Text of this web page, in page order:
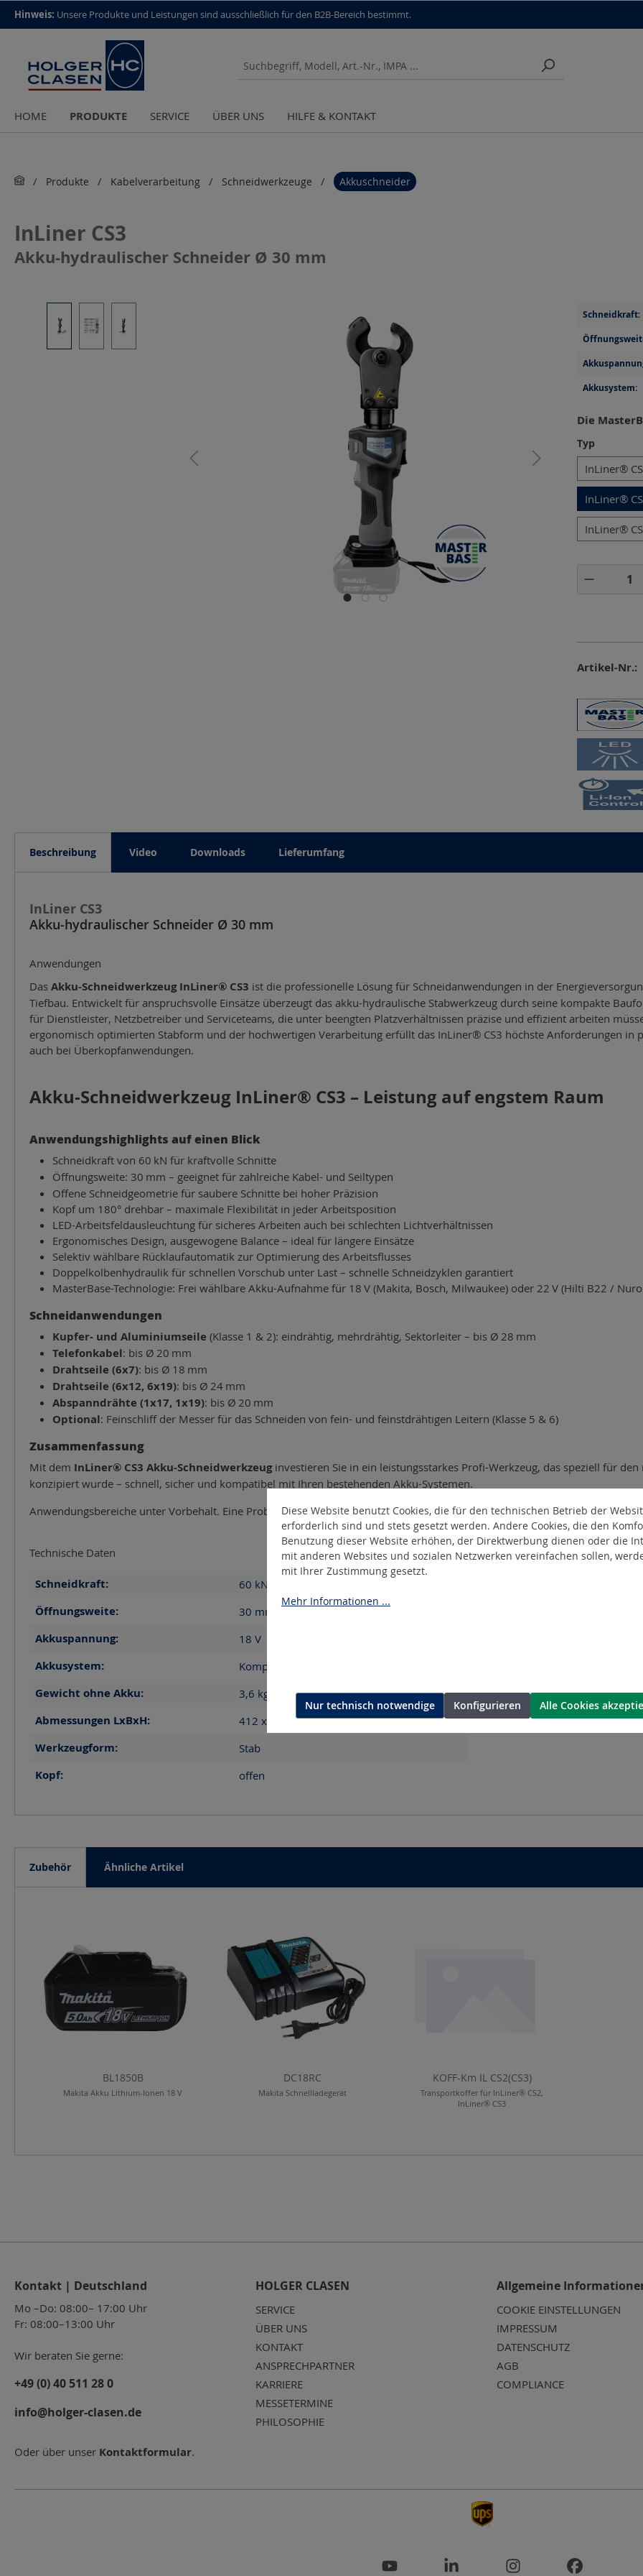
top scroll helper
Hinweis: Unsere Produkte und Leistungen sind aus­schließlich für den B2B-Bereich bestimmt.
HOME PRODUKTE SERVICE ÜBER UNS HILFE & KONTAKT
Produkte Kabelverarbeitung Schneidwerkzeuge Akkuschneider
InLiner CS3
Akku-hydraulischer Schneider Ø 30 mm
Schneidkraft:
Akkusystem:
Die
Typ
InLiner®
InLiner®
InLiner®
Artikel-Nr.:
Beschreibung Video Downloads Lieferumfang
InLiner CS3
Akku-hydraulischer Schneider Ø 30 mm
Anwendungen
Das Akku-Schneidwerkzeug InLiner® CS3 ist die professionelle Lösung für Schneidanwendungen in der
Tiefbau. Entwickelt für anspruchsvolle Einsätze überzeugt das akku-hydraulische Stabwerkzeug durch seine kompakte
für Dienstleister, Netzbetreiber und Serviceteams, die unter beengten Platzverhältnissen präzise und effizient arbeiten
ergonomisch optimierten Stabform und der hochwertigen Verarbeitung erfüllt das InLiner® CS3 höchste Anforderungen in
auch bei Überkopfanwendungen.
Akku-Schneidwerkzeug InLiner® CS3 – Leistung auf engstem Raum
Anwendungshighlights auf einen Blick
Schneidkraft von 60 kN für kraftvolle Schnitte
Öffnungsweite: 30 mm – geeignet für zahlreiche Kabel- und Seiltypen
Offene Schneidgeometrie für saubere Schnitte bei hoher Präzision
Kopf um 180° drehbar – maximale Flexibilität in jeder Arbeitsposition
LED-Arbeitsfeldausleuchtung für sicheres Arbeiten auch bei schlechten Lichtverhältnissen
Ergonomisches Design, ausgewogene Balance – ideal für längere Einsätze
Selektiv wählbare Rücklaufautomatik zur Optimierung des Arbeitsflusses
Doppelkolbenhydraulik für schnellen Vorschub unter Last – schnelle Schneidzyklen garantiert
MasterBase-Technologie: Frei wählbare Akku-Aufnahme für 18 V (Makita, Bosch, Milwaukee) oder 22 V (Hilti B22 /
Schneidanwendungen
Kupfer- und Aluminiumseile (Klasse 1 & 2): eindrähtig, mehrdrähtig, Sektorleiter – bis Ø 28 mm
Telefonkabel: bis Ø 20 mm
Drahtseile (6x7): bis Ø 18 mm
Drahtseile (6x12, 6x19): bis Ø 24 mm
Abspanndrähte (1x17, 1x19): bis Ø 20 mm
Optional: Feinschliff der Messer für das Schneiden von fein- und feinstdrähtigen Leitern (Klasse 5 & 6)
Zusammenfassung
Mit dem InLiner® CS3 Akku-Schneidwerkzeuginvestieren Sie in ein leistungsstarkes Profi-Werkzeug, das speziell für
konzipiert wurde – schnell, sicher und kompatibel mit Ihren bestehenden Akku-Systemen.
Anwendungsbereiche unter Vorbehalt. Eine Probe-Verarbeitung ist empfehlenswert.
Technische Daten
Schneidkraft: 60 kN
Öffnungsweite: 30 mm
Akkuspannung: 18 V
Akkusystem: Kompatibel mit Makita LXT
Gewicht ohne Akku: 3,6 kg
Abmessungen LxBxH: 412 x 76 x 109mm
Werkzeugform: Stab
Kopf: offen
Zubehör Ähnliche Artikel
BL1850B
Makita Akku Lithium-Ionen 18 V
DC18RC
Makita Schnellladegerät
KOFF-Km IL CS2(CS3)
Transportkoffer für InLiner® CS2,
InLiner® CS3
Kontakt | Deutschland
Mo –Do: 08:00– 17:00 Uhr
Fr: 08:00–13:00 Uhr
Wir beraten Sie gerne:
+49 (0) 40 511 28 0
info@holger-clasen.de
Oder über unser Kontaktformular.
HOLGER CLASEN
SERVICE
ÜBER UNS
KONTAKT
ANSPRECHPARTNER
KARRIERE
MESSETERMINE
PHILOSOPHIE
Allgemeine
COOKIE EINSTELLUNGEN
IMPRESSUM
DATENSCHUTZ
AGB
COMPLIANCE
Diese Website benutzt Cookies, die für den technischen Betrieb der
erforderlich sind und stets gesetzt werden. Andere Cookies, die den
Benutzung dieser Website erhöhen, der Direktwerbung dienen oder die
mit anderen Websites und sozialen Netzwerken vereinfachen sollen,
mit Ihrer Zustimmung gesetzt.
Mehr Informationen ...
Nur technisch notwendige Konfigurieren Alle Cookies